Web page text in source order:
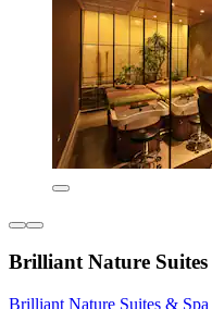
Brilliant Nature
Brilliant Nature Suites & Spa